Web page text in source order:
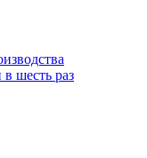
в шесть раз